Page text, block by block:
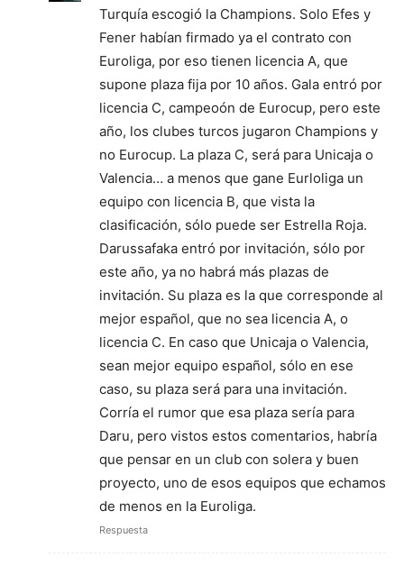
Turquía escogió la Champions. Solo Efes y
Fener habían firmado ya el contrato con
Euroliga, por eso tienen licencia A, que
supone plaza fija por 10 años. Gala entró por
licencia C, campeoón de Eurocup, pero este
año, los clubes turcos jugaron Champions y
no Eurocup. La plaza C, será para Unicaja o
Valencia… a menos que gane Eurloliga un
equipo con licencia B, que vista la
clasificación, sólo puede ser Estrella Roja.
Darussafaka entró por invitación, sólo por
este año, ya no habrá más plazas de
invitación. Su plaza es la que corresponde al
mejor español, que no sea licencia A, o
licencia C. En caso que Unicaja o Valencia,
sean mejor equipo español, sólo en ese
caso, su plaza será para una invitación.
Corría el rumor que esa plaza sería para
Daru, pero vistos estos comentarios, habría
que pensar en un club con solera y buen
proyecto, uno de esos equipos que echamos
de menos en la Euroliga.
Respuesta